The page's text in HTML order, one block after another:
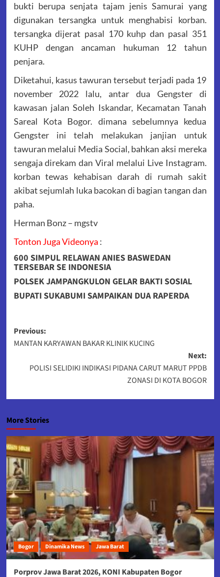
bukti berupa senjata tajam jenis Samurai yang
digunakan tersangka untuk menghabisi korban.
tersangka dijerat pasal 170 kuhp dan pasal 351
KUHP dengan ancaman hukuman 12 tahun
penjara.
Diketahui, kasus tawuran tersebut terjadi pada 19
november 2022 lalu, antar dua Gengster di
kawasan jalan Soleh Iskandar, Kecamatan Tanah
Sareal Kota Bogor. dimana sebelumnya kedua
Gengster ini telah melakukan janjian untuk
tawuran melalui Media Social, bahkan aksi mereka
sengaja direkam dan Viral melalui Live Instagram.
korban tewas kehabisan darah di rumah sakit
akibat sejumlah luka bacokan di bagian tangan dan
paha.
Herman Bonz – mgstv
Tonton Juga Videonya :
600 SIMPUL RELAWAN ANIES BASWEDAN
TERSEBAR SE INDONESIA
POLSEK JAMPANGKULON GELAR BAKTI SOSIAL
BUPATI SUKABUMI SAMPAIKAN DUA RAPERDA
Post
navigation
Previous:
MANTAN KARYAWAN BAKAR KLINIK KUCING
Next:
POLISI SELIDIKI INDIKASI PIDANA CARUT MARUT PPDB
ZONASI DI KOTA BOGOR
More Stories
Bogor Dinamika News Jawa Barat
Porprov Jawa Barat 2026, KONI Kabupaten Bogor